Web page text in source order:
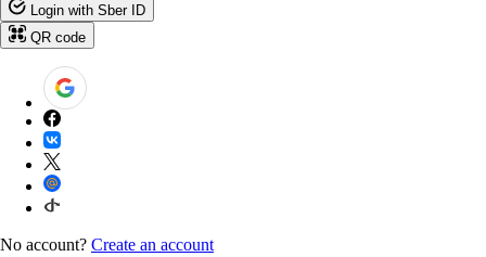
Login with Sber ID
QR code
No account? Create an account